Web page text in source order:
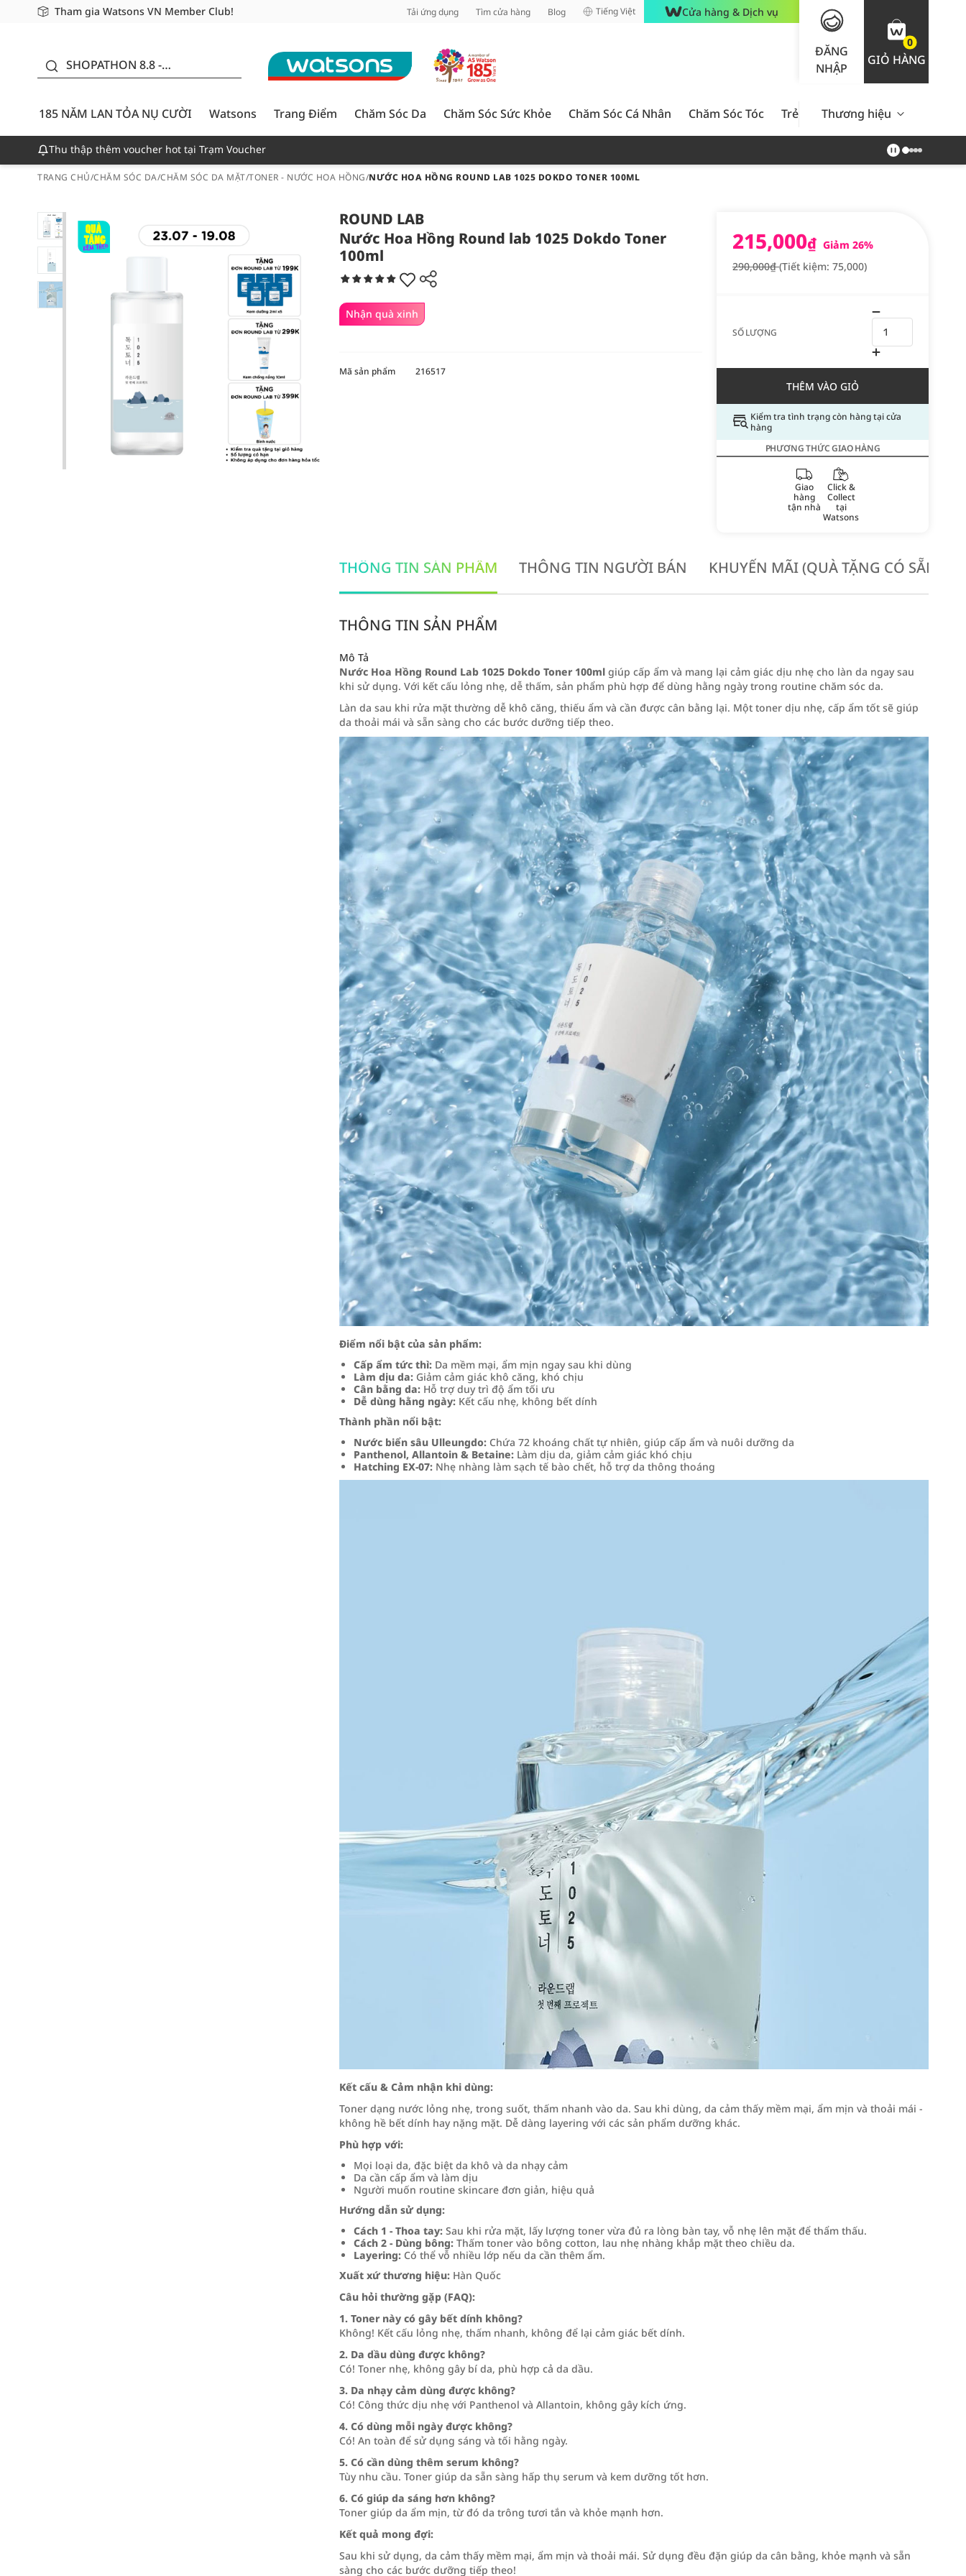
Tham gia Watsons VN Member Club!
Miễn phí giao hàng cho đơn hàng từ 249,000Đ
Giao hàng nhanh 24h - Áp dụng khu vực TP. Hồ Chí Minh Tải ứng dụng Tìm cửa hàng Blog Tiếng Việt Cửa hàng & Dịch vụ
ĐĂNG
NHẬP
0
GIỎ HÀNG
SHOPATHON 8.8 -
CƯỜI - GIẢM ĐẾN
50%
185 NĂM LAN TỎA NỤ CƯỜI
Watsons Trang Điểm Chăm Sóc Da Chăm Sóc Sức Khỏe Chăm Sóc Cá Nhân Chăm Sóc Tóc Trẻ Em Nam Giới Chăm Sóc
Thương hiệu
Thu thập thêm voucher hot tại Trạm Voucher
TRANG CHỦ/CHĂM SÓC DA/CHĂM SÓC DA MẶT/TONER - NƯỚC HOA HỒNG/NƯỚC HOA HỒNG ROUND LAB 1025 DOKDO TONER 100ML
ROUND LAB
Nước Hoa Hồng Round lab 1025 Dokdo Toner
100ml
Nhận quà xinh
215,000₫ Giảm 26%
290,000₫(Tiết kiệm: 75,000)
SỐ LƯỢNG
THÊM VÀO GIỎ
Kiểm tra tình trạng còn hàng tại cửa
hàng
PHƯƠNG THỨC GIAO HÀNG
Giao
hàng
tận nhà
Click &
Collect
tại
Watsons
Mã sản phẩm 216517
THÔNG TIN SẢN PHẨM THÔNG TIN NGƯỜI BÁN KHUYẾN MÃI (QUÀ TẶNG CÓ SẴN
THÔNG TIN SẢN PHẨM
Mô Tả
Nước Hoa Hồng Round Lab 1025 Dokdo Toner 100ml giúp cấp ẩm và mang lại cảm giác dịu nhẹ cho làn da ngay sau
khi sử dụng. Với kết cấu lỏng nhẹ, dễ thấm, sản phẩm phù hợp để dùng hằng ngày trong routine chăm sóc da.
Làn da sau khi rửa mặt thường dễ khô căng, thiếu ẩm và cần được cân bằng lại. Một toner dịu nhẹ, cấp ẩm tốt sẽ giúp
da thoải mái và sẵn sàng cho các bước dưỡng tiếp theo.
Điểm nổi bật của sản phẩm:
Cấp ẩm tức thì: Da mềm mại, ẩm mịn ngay sau khi dùng
Làm dịu da: Giảm cảm giác khô căng, khó chịu
Cân bằng da: Hỗ trợ duy trì độ ẩm tối ưu
Dễ dùng hằng ngày: Kết cấu nhẹ, không bết dính
Thành phần nổi bật:
Nước biển sâu Ulleungdo: Chứa 72 khoáng chất tự nhiên, giúp cấp ẩm và nuôi dưỡng da
Panthenol, Allantoin & Betaine: Làm dịu da, giảm cảm giác khó chịu
Hatching EX-07: Nhẹ nhàng làm sạch tế bào chết, hỗ trợ da thông thoáng
Kết cấu & Cảm nhận khi dùng:
Toner dạng nước lỏng nhẹ, trong suốt, thấm nhanh vào da. Sau khi dùng, da cảm thấy mềm mại, ẩm mịn và thoải mái -
không hề bết dính hay nặng mặt. Dễ dàng layering với các sản phẩm dưỡng khác.
Phù hợp với:
Mọi loại da, đặc biệt da khô và da nhạy cảm
Da cần cấp ẩm và làm dịu
Người muốn routine skincare đơn giản, hiệu quả
Hướng dẫn sử dụng:
Cách 1 - Thoa tay: Sau khi rửa mặt, lấy lượng toner vừa đủ ra lòng bàn tay, vỗ nhẹ lên mặt để thẩm thấu.
Cách 2 - Dùng bông: Thấm toner vào bông cotton, lau nhẹ nhàng khắp mặt theo chiều da.
Layering: Có thể vỗ nhiều lớp nếu da cần thêm ẩm.
Xuất xứ thương hiệu: Hàn Quốc
Câu hỏi thường gặp (FAQ):
1. Toner này có gây bết dính không?
Không! Kết cấu lỏng nhẹ, thấm nhanh, không để lại cảm giác bết dính.
2. Da dầu dùng được không?
Có! Toner nhẹ, không gây bí da, phù hợp cả da dầu.
3. Da nhạy cảm dùng được không?
Có! Công thức dịu nhẹ với Panthenol và Allantoin, không gây kích ứng.
4. Có dùng mỗi ngày được không?
Có! An toàn để sử dụng sáng và tối hằng ngày.
5. Có cần dùng thêm serum không?
Tùy nhu cầu. Toner giúp da sẵn sàng hấp thụ serum và kem dưỡng tốt hơn.
6. Có giúp da sáng hơn không?
Toner giúp da ẩm mịn, từ đó da trông tươi tắn và khỏe mạnh hơn.
Kết quả mong đợi:
Sau khi sử dụng, da cảm thấy mềm mại, ẩm mịn và thoải mái. Sử dụng đều đặn giúp da cân bằng, khỏe mạnh và sẵn
sàng cho các bước dưỡng tiếp theo!